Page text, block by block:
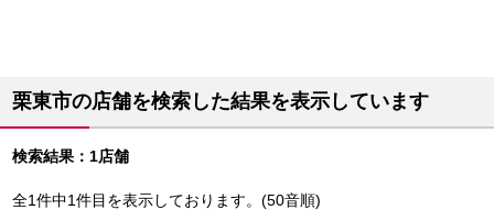
栗東市の店舗を検索した結果を表示しています
検索結果：1店舗
全1件中1件目を表示しております。(50音順)